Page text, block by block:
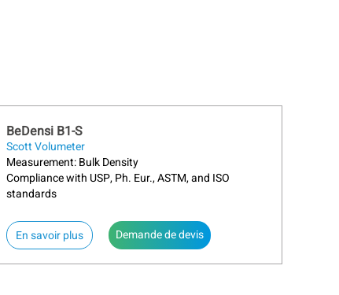
BeDensi B1-S
Scott Volumeter
Measurement: Bulk Density
Compliance with USP, Ph. Eur., ASTM, and ISO
standards
En savoir plus Demande de devis